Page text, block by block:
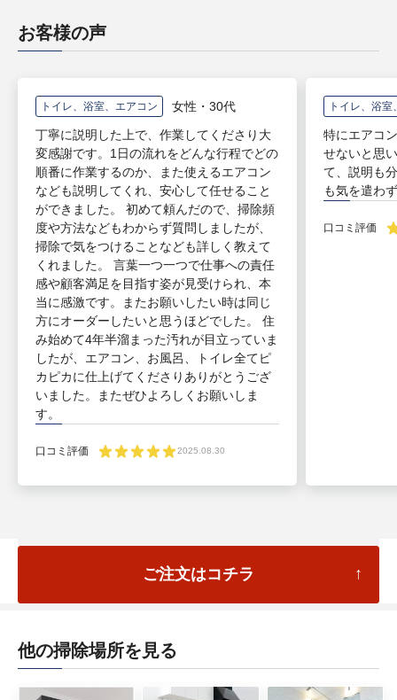
お客様の声
トイレ、浴室、エアコン 女性・30代
丁寧に説明した上で、作業してくださり大
変感謝です。1日の流れをどんな行程でどの
順番に作業するのか、また使えるエアコン
なども説明してくれ、安心して任せること
ができました。 初めて頼んだので、掃除頻
度や方法などもわからず質問しましたが、
掃除で気をつけることなども詳しく教えて
くれました。 言葉一つ一つで仕事への責任
感や顧客満足を目指す姿が見受けられ、本
当に感激です。またお願いしたい時は同じ
方にオーダーしたいと思うほどでした。 住
み始めて4年半溜まった汚れが目立っていま
したが、エアコン、お風呂、トイレ全てピ
カピカに仕上げてくださりありがとうござ
いました。またぜひよろしくお願いしま
す。
口コミ評価 2025.08.30
トイレ、浴
特にエアコ
せないと思
て、説明も
も気を遣わ
口コミ評価
ご注文はコチラ
他の掃除場所を見る